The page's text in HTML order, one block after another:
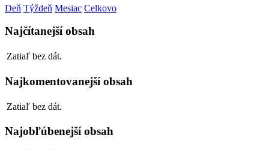
Deň Týždeň Mesiac Celkovo
Najčítanejší obsah
Zatiaľ bez dát.
Najkomentovanejší obsah
Zatiaľ bez dát.
Najobľúbenejší obsah